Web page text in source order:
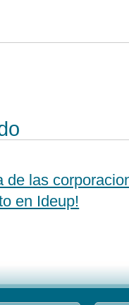
de las
en Ideup!